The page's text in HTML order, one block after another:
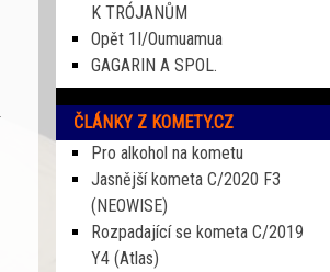
K TRÓJANŮM
Opět 1I/Oumuamua
GAGARIN A SPOL.
ČLÁNKY Z KOMETY.CZ
Pro alkohol na kometu
Jasnější kometa C/2020 F3
(NEOWISE)
Rozpadající se kometa C/2019
Y4 (Atlas)